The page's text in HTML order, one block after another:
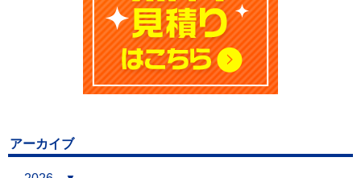
アーカイブ